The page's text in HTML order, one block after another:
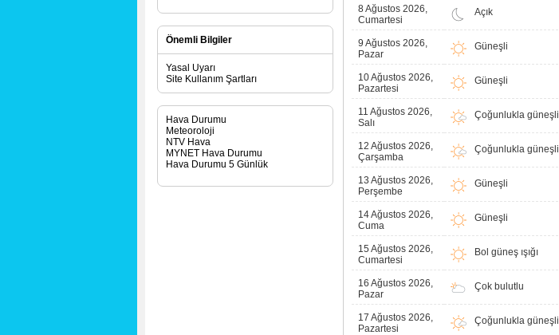
8 Ağustos 2026,
Cumartesi
Açık
9 Ağustos 2026,
Pazar
Güneşli
10 Ağustos 2026,
Pazartesi
Güneşli
11 Ağustos 2026,
Salı
Çoğunlukla güneşli
12 Ağustos 2026,
Çarşamba
Çoğunlukla güneşli
13 Ağustos 2026,
Perşembe
Güneşli
14 Ağustos 2026,
Cuma
Güneşli
15 Ağustos 2026,
Cumartesi
Bol güneş ışığı
16 Ağustos 2026,
Pazar
Çok bulutlu
17 Ağustos 2026,
Pazartesi
Çoğunlukla güneşli
Önemli Bilgiler
Yasal Uyarı
Site Kullanım Şartları
Hava Durumu
Meteoroloji
NTV Hava
MYNET Hava Durumu
Hava Durumu 5 Günlük